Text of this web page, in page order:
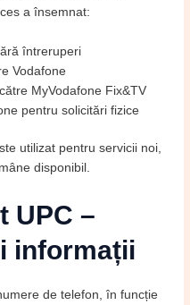
a însemnat:
întreruperi
Vodafone
MyVodafone Fix&TV
pentru solicitări fizice
utilizat pentru servicii noi,
disponibil.
UPC –
informații
de telefon, în funcție